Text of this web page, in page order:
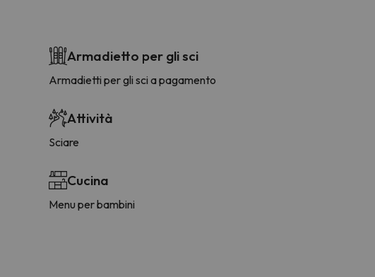
Armadietto per gli sci
Armadietti per gli sci a pagamento
Attività
Sciare
Cucina
Menu per bambini